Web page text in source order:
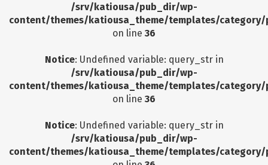
/srv/katiousa/pub_dir/wp-
content/themes/katiousa_theme/templates/
on line 36
Notice: Undefined variable: query_str in
/srv/katiousa/pub_dir/wp-
content/themes/katiousa_theme/templates/
on line 36
Notice: Undefined variable: query_str in
/srv/katiousa/pub_dir/wp-
content/themes/katiousa_theme/templates/